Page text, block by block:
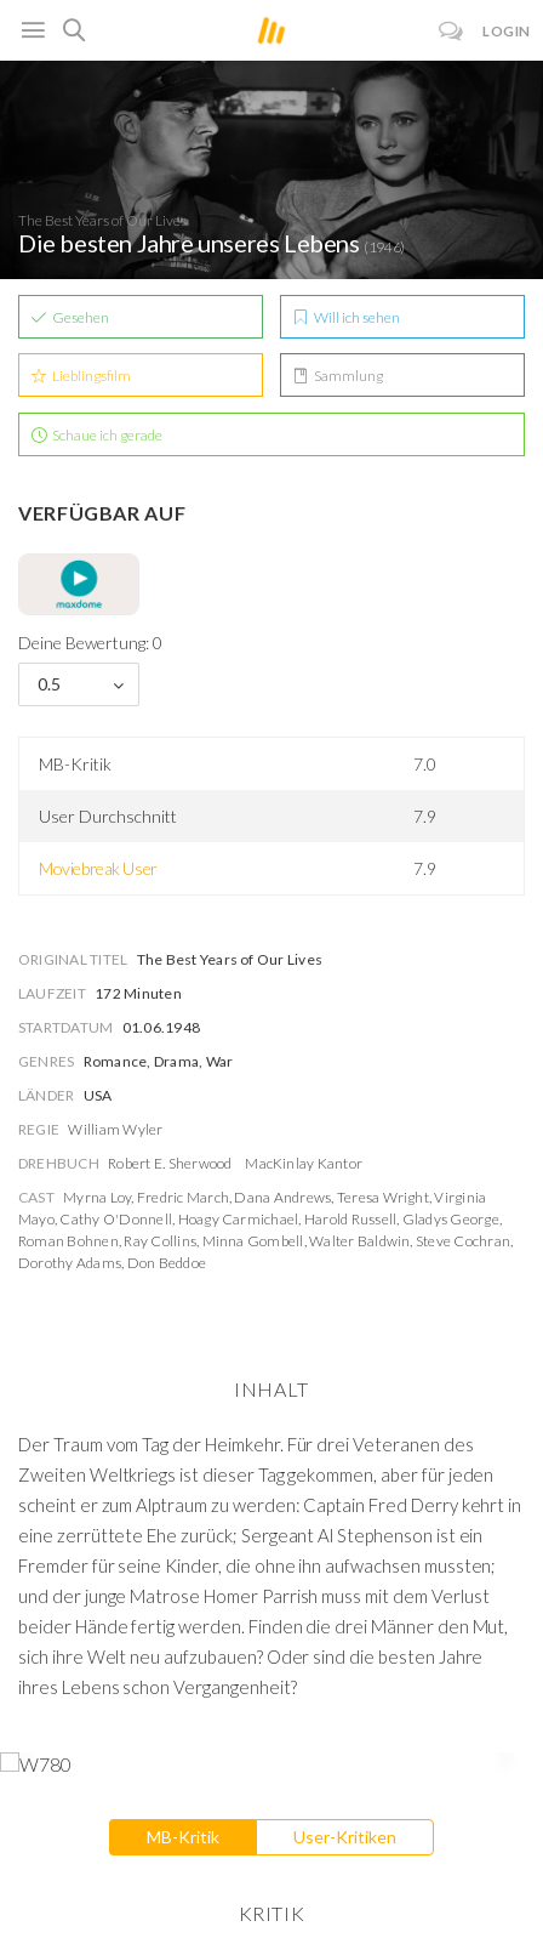
LOGIN
The Best Years of Our Lives
Die besten Jahre unseres Lebens(1946)
Gesehen Will ich sehen
Lieblingsfilm Sammlung
Schaue ich gerade
VERFÜGBAR AUF
Deine Bewertung: 0
0.5
MB-Kritik 7.0
User Durchschnitt 7.9
Moviebreak User 7.9
ORIGINAL TITEL The Best Years of Our Lives
LAUFZEIT 172 Minuten
STARTDATUM
01.06.1948
GENRES Romance, Drama, War
LÄNDER USA
REGIE William Wyler
DREHBUCH Robert E. Sherwood
MacKinlay Kantor
CAST Myrna Loy, Fredric March, Dana Andrews, Teresa Wright,Virginia
Mayo, Cathy O'Donnell, Hoagy Carmichael, Harold Russell, Gladys George,
Roman Bohnen, Ray Collins, Minna Gombell,Walter Baldwin, Steve Cochran,
Dorothy Adams, Don Beddoe
INHALT
Der Traum vom Tag der Heimkehr. Für drei Veteranen des
Zweiten Weltkriegs ist dieser Tag gekommen, aber für jeden
scheint er zum Alptraum zu werden: Captain Fred Derry kehrt in
eine zerrüttete Ehe zurück; Sergeant Al Stephenson ist ein
Fremder für seine Kinder, die ohne ihn aufwachsen mussten;
und der junge Matrose Homer Parrish muss mit dem Verlust
beider Hände fertig werden. Finden die drei Männer den Mut,
sich ihre Welt neu aufzubauen? Oder sind die besten Jahre
ihres Lebens schon Vergangenheit?
MB-Kritik User-Kritiken
KRITIK